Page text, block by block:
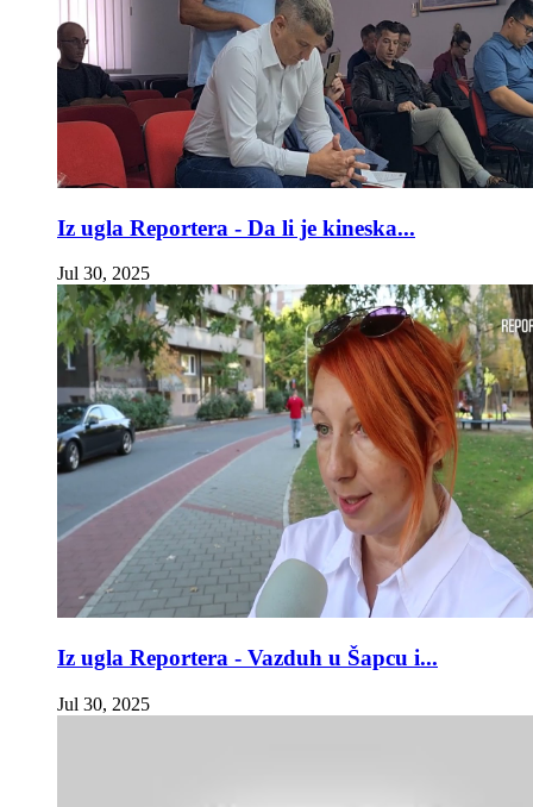
Iz ugla Reportera - Da li je kineska...
Jul 30, 2025
Iz ugla Reportera - Vazduh u Šapcu i...
Jul 30, 2025